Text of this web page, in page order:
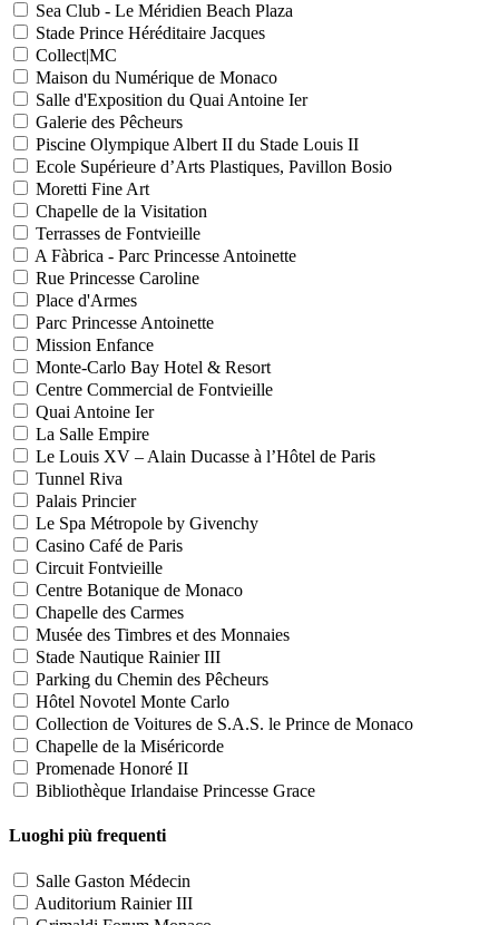
Sea Club - Le Méridien Beach Plaza
Stade Prince Héréditaire Jacques
Collect|MC
Maison du Numérique de Monaco
Salle d'Exposition du Quai Antoine Ier
Galerie des Pêcheurs
Piscine Olympique Albert II du Stade Louis II
Ecole Supérieure d’Arts Plastiques, Pavillon Bosio
Moretti Fine Art
Chapelle de la Visitation
Terrasses de Fontvieille
A Fàbrica - Parc Princesse Antoinette
Rue Princesse Caroline
Place d'Armes
Parc Princesse Antoinette
Mission Enfance
Monte-Carlo Bay Hotel & Resort
Centre Commercial de Fontvieille
Quai Antoine Ier
La Salle Empire
Le Louis XV – Alain Ducasse à l’Hôtel de Paris
Tunnel Riva
Palais Princier
Le Spa Métropole by Givenchy
Casino Café de Paris
Circuit Fontvieille
Centre Botanique de Monaco
Chapelle des Carmes
Musée des Timbres et des Monnaies
Stade Nautique Rainier III
Parking du Chemin des Pêcheurs
Hôtel Novotel Monte Carlo
Collection de Voitures de S.A.S. le Prince de Monaco
Chapelle de la Miséricorde
Promenade Honoré II
Bibliothèque Irlandaise Princesse Grace
Luoghi più frequenti
Salle Gaston Médecin
Auditorium Rainier III